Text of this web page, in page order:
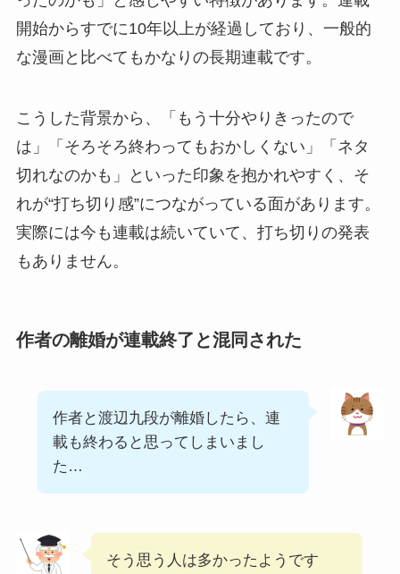
開始からすでに10年以上が経過しており、一般的
な漫画と比べてもかなりの長期連載です。
こうした背景から、「もう十分やりきったので
は」「そろそろ終わってもおかしくない」「ネタ
切れなのかも」といった印象を抱かれやすく、そ
れが“打ち切り感”につながっている面があります。
実際には今も連載は続いていて、打ち切りの発表
もありません。
作者の離婚が連載終了と混同された
作者と渡辺九段が離婚したら、連
載も終わると思ってしまいまし
た…
そう思う人は多かったようです